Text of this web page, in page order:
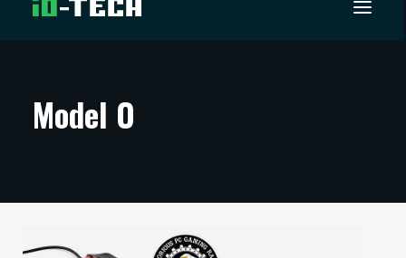
ARTIKKELIT
TECHBBS
TIETOA
Model O